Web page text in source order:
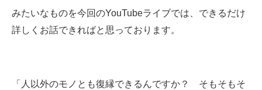
みたいなものを今回のYouTubeライブでは、できるだけ
詳しくお話できればと思っております。
「人以外のモノとも復縁できるんですか？ そもそもそ